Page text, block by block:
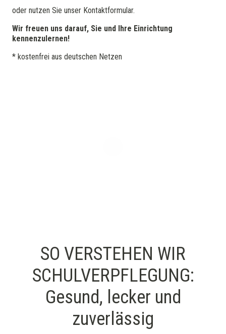
oder nutzen Sie unser Kontaktformular.
Wir freuen uns darauf, Sie und Ihre Einrichtung
kennenzulernen!
* kostenfrei aus deutschen Netzen
SO VERSTEHEN WIR
SCHULVERPFLEGUNG:
Gesund, lecker und
zuverlässig